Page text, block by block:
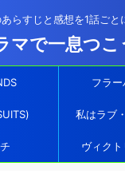
らすじと感想を1話ごと
マで一息つこ
フラー
私はラブ
ヴィク